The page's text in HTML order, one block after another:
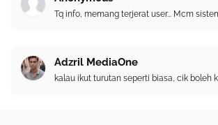
Tq info, memang terjerat user... Mcm sistem
Adzril MediaOne
kalau ikut turutan seperti biasa, cik boleh